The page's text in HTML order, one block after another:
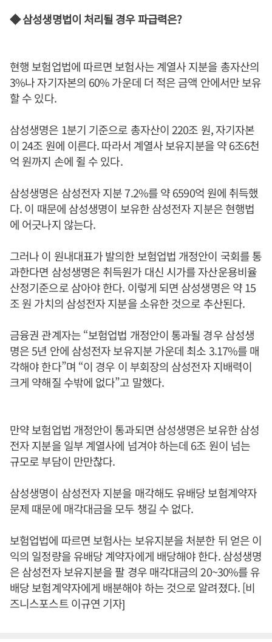
◆ 삼성생명법이 처리될 경우 파급력은?
현행 보험업법에 따르면 보험사는 계열사 지분을 총자산의
3%나 자기자본의 60% 가운데 더 적은 금액 안에서만 보유
할 수 있다.
삼성생명은 1분기 기준으로 총자산이 220조 원, 자기자본
이 24조 원에 이른다. 따라서 계열사 보유지분을 약 6조6천
억 원까지 손에 쥘 수 있다.
삼성생명은 삼성전자 지분 7.2%를 약 6590억 원에 취득했
다. 이 때문에 삼성생명이 보유한 삼성전자 지분은 현행법
에 어긋나지 않는다.
그러나 이 원내대표가 발의한 보험업법 개정안이 국회를 통
과한다면 삼성생명은 취득원가 대신 시가를 자산운용비율
산정기준으로 삼아야 한다. 이렇게 되면 삼성생명은 약 15
조 원 가치의 삼성전자 지분을 소유한 것으로 추산된다.
금융권 관계자는 “보험업법 개정안이 통과될 경우 삼성생
명은 5년 안에 삼성전자 보유지분 가운데 최소 3.17%를 매
각해야 한다”며 “이 경우 이 부회장의 삼성전자 지배력이
크게 약해질 수밖에 없다”고 말했다.
만약 보험업법 개정안이 통과되면 삼성생명은 보유한 삼성
전자 지분을 일부 계열사에 넘겨야 하는데 6조 원이 넘는
규모로 부담이 만만찮다.
삼성생명이 삼성전자 지분을 매각해도 유배당 보험계약자
문제 때문에 매각대금을 모두 챙길 수 없다.
보험업법에 따르면 보험사는 보유지분을 처분한 뒤 얻은 이
익의 일정량을 유배당 계약자에게 배당해야 한다. 삼성생명
은 삼성전자 보유지분을 팔 경우 매각대금의 20~30%를 유
배당 보험계약자에게 배분해야 하는 것으로 알려졌다. [비
즈니스포스트 이규연 기자]